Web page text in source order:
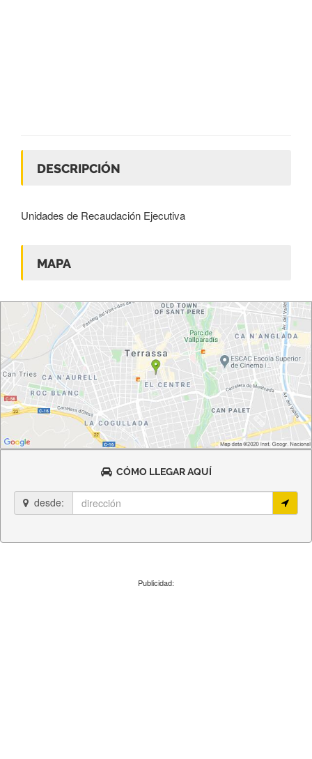
DESCRIPCIÓN
Unidades de Recaudación Ejecutiva
MAPA
CÓMO LLEGAR AQUÍ
desde:
Publicidad: